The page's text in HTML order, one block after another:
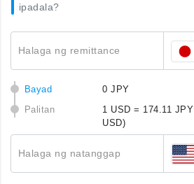
ipadala?
Halaga ng remittance
Bayad
0 JPY
Palitan
1 USD = 174.11 JPY
USD)
Halaga ng natanggap